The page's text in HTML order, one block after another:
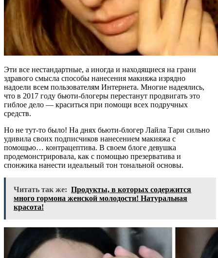
Эти все нестандартные, а иногда и находящиеся на грани
здравого смысла способы нанесения макияжа изрядно
надоели всем пользователям Интернета. Многие надеялись,
что в 2017 году бьюти-блогеры перестанут продвигать это
гиблое дело — краситься при помощи всех подручных
средств.
Но не тут-то было! На днях бьюти-блогер Лайла Тари сильно
удивила своих подписчиков нанесением макияжа с
помощью… контрацептива. В своем блоге девушка
продемонстрировала, как с помощью презерватива и
спонжика нанести идеальный тон тональной основы.
Читать так же: Продукты, в которых содержится
много гормона женской молодости! Натуральная
красота!